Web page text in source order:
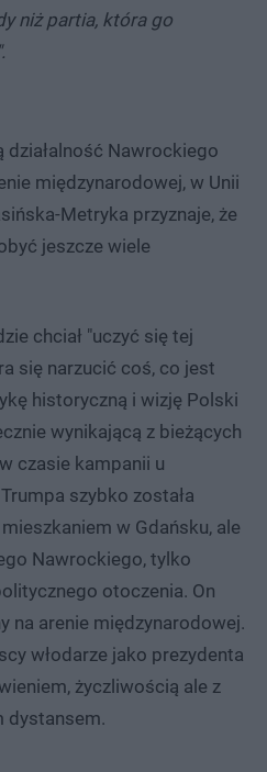
niż partia, która go
działalność Nawrockiego
międzynarodowej, w Unii
Metryka przyznaje, że
jeszcze wiele
chciał "uczyć się tej
się narzucić coś, co jest
historyczną i wizję Polski
wynikającą z bieżących
czasie kampanii u
szybko została
w Gdańsku, ale
Nawrockiego, tylko
otoczenia. On
na arenie międzynarodowej.
włodarze jako prezydenta
życzliwością ale z
dystansem.